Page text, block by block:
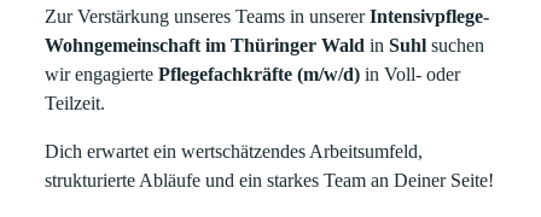
Zur Verstärkung unseres Teams in unsererIntensivpflege-
Wohngemeinschaft im Thüringer Waldin Suhl suchen
wir engagiertePflegefachkräfte (m/w/d) in Voll- oder
Teilzeit.
Dich erwartet ein wertschätzendes Arbeitsumfeld,
strukturierte Abläufe und ein starkes Team an Deiner Seite!